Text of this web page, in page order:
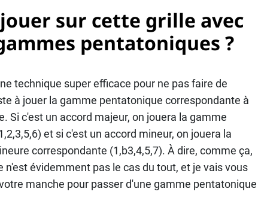
sur cette grille avec
pentatoniques ?
technique super efficace pour ne pas faire de
à jouer la gamme pentatonique correspondante à
Si c'est un accord majeur, on jouera la gamme
et si c'est un accord mineur, on jouera la
correspondante (1,b3,4,5,7). À dire, comme ça,
n'est évidemment pas le cas du tout, et je vais vous
manche pour passer d'une gamme pentatonique